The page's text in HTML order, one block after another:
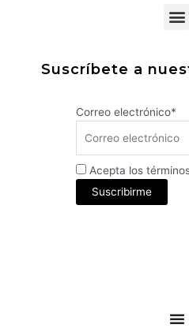
Suscríbete a
Correo electrónico*
Acepta los